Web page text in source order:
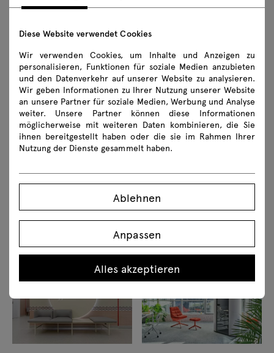
Wave Production Büros
Bukarest
Wohninnenräume,
Bydgoszcz
Krankenpflege und
Medizinische
Assistenten Bukarest
Colas Polska Sp. z o. o.
Warschau
Diese Website verwendet Cookies
Wir verwenden Cookies, um Inhalte und Anzeigen zu
personalisieren, Funktionen für soziale Medien anzubieten
und den Datenverkehr auf unserer Website zu analysieren.
Wir geben Informationen zu Ihrer Nutzung unserer Website
an unsere Partner für soziale Medien, Werbung und Analyse
weiter. Unsere Partner können diese Informationen
möglicherweise mit weiteren Daten kombinieren, die Sie
ihnen bereitgestellt haben oder die sie im Rahmen Ihrer
Nutzung der Dienste gesammelt haben.
Ablehnen
Anpassen
Alles akzeptieren